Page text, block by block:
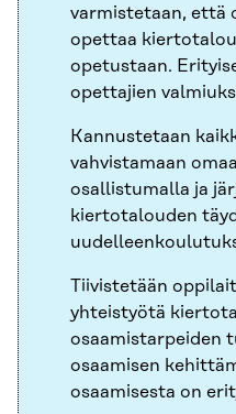
varmistetaan, että
opettaa
opetustaan.
opettajien
Kannustetaan
vahvistamaan
osallistumalla ja
kiertotalouden
Tiivistetään
yhteistyötä
osaamistarpeiden
osaamisen
osaamisesta on